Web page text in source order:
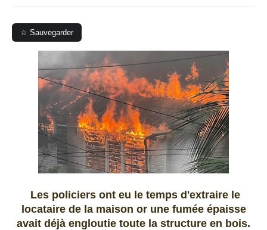
☆ Sauvegarder
Les policiers ont eu le temps d'extraire le
locataire de la maison or une fumée épaisse
avait déjà engloutie toute la structure en bois.